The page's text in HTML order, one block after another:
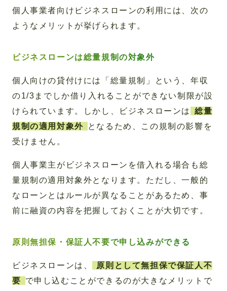
個人事業者向けビジネスローンの利用には、次の
ようなメリットが挙げられます。
ビジネスローンは総量規制の対象外
個人向けの貸付けには「総量規制」という、年収
の1/3までしか借り入れることができない制限が設
けられています。しかし、ビジネスローンは
総量
規制の適用対象外
となるため、この規制の影響を
受けません。
個人事業主がビジネスローンを借入れる場合も総
量規制の適用対象外となります。ただし、一般的
なローンとはルールが異なることがあるため、事
前に融資の内容を把握しておくことが大切です。
原則無担保・保証人不要で申し込みができる
ビジネスローンは、
原則として無担保で保証人不
要
で申し込むことができるのが大きなメリットで